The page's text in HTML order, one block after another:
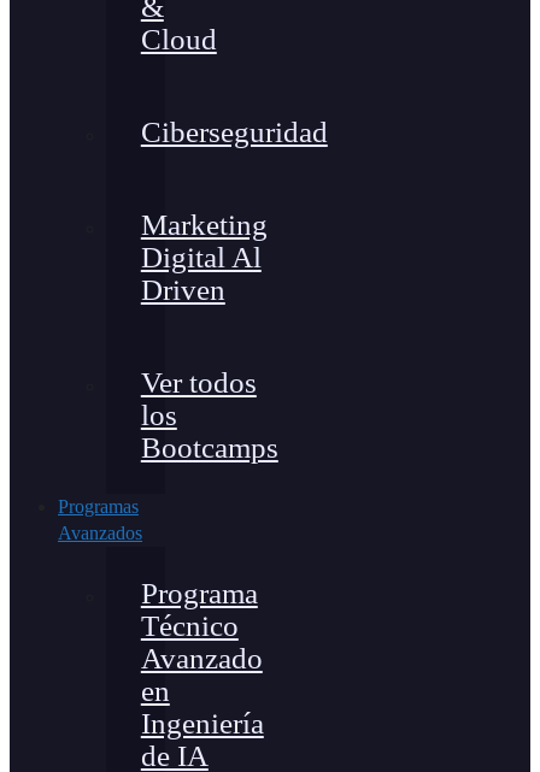
&
Cloud
Ciberseguridad
Marketing
Digital Al
Driven
Ver todos
los
Bootcamps
Programas
Avanzados
Programa
Técnico
Avanzado
en
Ingeniería
de IA